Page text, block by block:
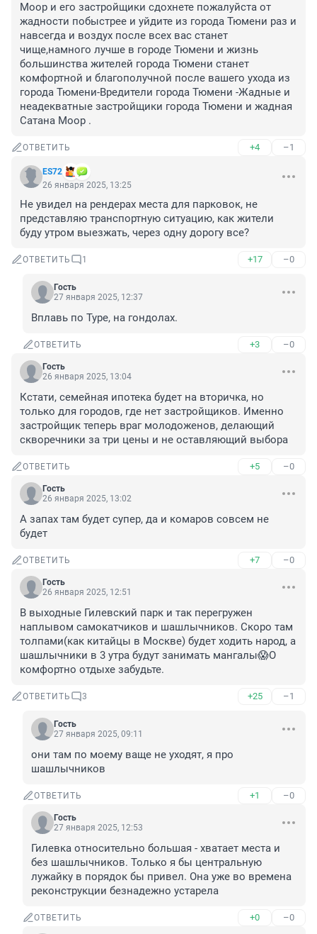
Моор и его застройщики сдохнете пожалуйста от
жадности побыстрее и уйдите из города Тюмени раз и
навсегда и воздух после всех вас станет
чище,намного лучше в городе Тюмени и жизнь
большинства жителей города Тюмени станет
комфортной и благополучной после вашего ухода из
города Тюмени-Вредители города Тюмени -Жадные и
неадекватные застройщики города Тюмени и жадная
Сатана Моор .
ОТВЕТИТЬ +4 –1
ES72
26 января 2025, 13:25
Не увидел на рендерах места для парковок, не
представляю транспортную ситуацию, как жители
буду утром выезжать, через одну дорогу все?
ОТВЕТИТЬ 1 +17 –0
Гость
27 января 2025, 12:37
Вплавь по Туре, на гондолах.
ОТВЕТИТЬ +3 –0
Гость
26 января 2025, 13:04
Кстати, семейная ипотека будет на вторичка, но
только для городов, где нет застройщиков. Именно
застройщик теперь враг молодоженов, делающий
скворечники за три цены и не оставляющий выбора
ОТВЕТИТЬ +5 –0
Гость
26 января 2025, 13:02
А запах там будет супер, да и комаров совсем не
будет
ОТВЕТИТЬ +7 –0
Гость
26 января 2025, 12:51
В выходные Гилевский парк и так перегружен
наплывом самокатчиков и шашлычников. Скоро там
толпами(как китайцы в Москве) будет ходить народ, а
шашлычники в 3 утра будут занимать мангалы😱О
комфортно отдыхе забудьте.
ОТВЕТИТЬ 3 +25 –1
Гость
27 января 2025, 09:11
они там по моему ваще не уходят, я про
шашлычников
ОТВЕТИТЬ +1 –0
Гость
27 января 2025, 12:53
Гилевка относительно большая - хватает места и
без шашлычников. Только я бы центральную
лужайку в порядок бы привел. Она уже во времена
реконструкции безнадежно устарела
ОТВЕТИТЬ +0 –0